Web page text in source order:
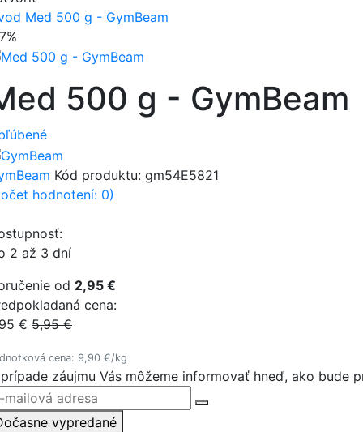
Med 500 g - GymBeam
500 g - GymBeam
Kód produktu: gm54E5821
hodnotení: 0)
2 až 3 dní
od 2,95 €
cena:
€ 5,95 €
cena: 9,90 €/kg
záujmu Vás môžeme informovať hneď, ako bude
vypredané